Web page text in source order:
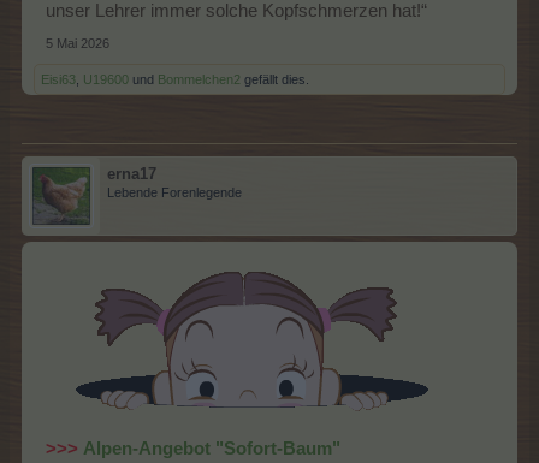
unser Lehrer immer solche Kopfschmerzen hat!“
5 Mai 2026
Eisi63, U19600 und Bommelchen2 gefällt dies.
erna17
Lebende Forenlegende
>>> Alpen-Angebot "Sofort-Baum"